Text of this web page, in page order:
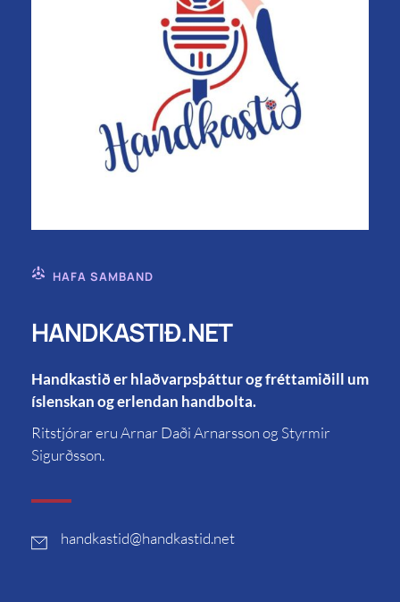
HAFA SAMBAND
HANDKASTIÐ.NET
Handkastið er hlaðvarpsþáttur og fréttamiðill um
íslenskan og erlendan handbolta.
Ritstjórar eru Arnar Daði Arnarsson og Styrmir
Sigurðsson.
handkastid@handkastid.net